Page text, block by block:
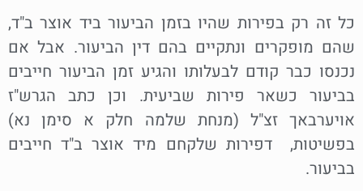
כל זה רק בפירות שהיו בזמן הביעור ביד אוצר ב"ד,
שהם מופקרים ונתקיים בהם דין הביעור. אבל אם
נכנסו כבר קודם לבעלותו והגיע זמן הביעור חייבים
בביעור כשאר פירות שביעית. וכן כתב הגרש"ז
אויערבאך זצ"ל (מנחת שלמה חלק א סימן נא)
בפשיטות, דפירות שלקחם מיד אוצר ב"ד חייבים
בביעור.